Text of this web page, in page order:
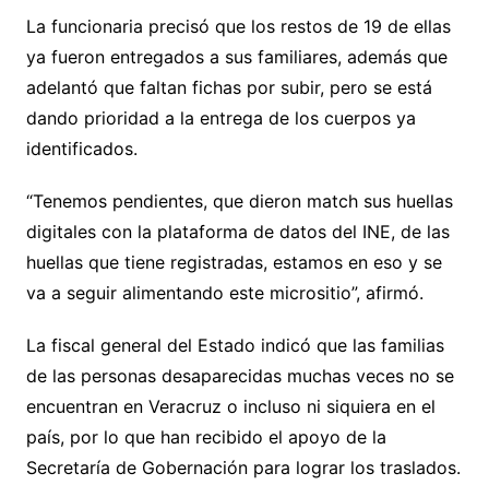
La funcionaria precisó que los restos de 19 de ellas
ya fueron entregados a sus familiares, además que
adelantó que faltan fichas por subir, pero se está
dando prioridad a la entrega de los cuerpos ya
identificados.
“Tenemos pendientes, que dieron match sus huellas
digitales con la plataforma de datos del INE, de las
huellas que tiene registradas, estamos en eso y se
va a seguir alimentando este micrositio”, afirmó.
La fiscal general del Estado indicó que las familias
de las personas desaparecidas muchas veces no se
encuentran en Veracruz o incluso ni siquiera en el
país, por lo que han recibido el apoyo de la
Secretaría de Gobernación para lograr los traslados.